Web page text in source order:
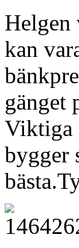
Helgen
kan
gänget
Viktiga
bygger